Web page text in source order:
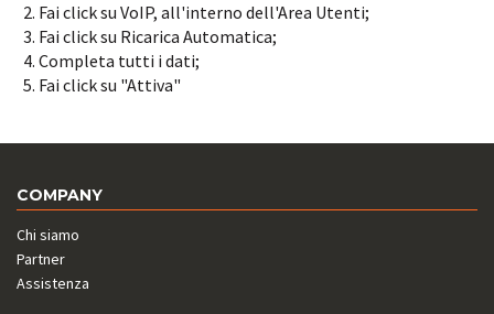
Fai click su VoIP, all'interno dell'Area Utenti;
Fai click su Ricarica Automatica;
Completa tutti i dati;
Fai click su "Attiva"
COMPANY
Chi siamo
Partner
Assistenza